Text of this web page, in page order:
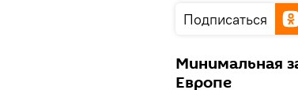
Подписаться
Минимальная
Европе